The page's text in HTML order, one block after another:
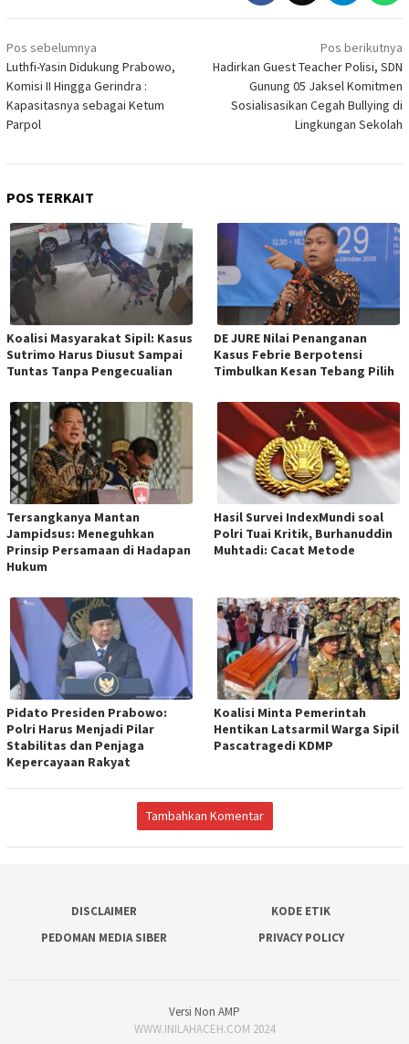
Navigasi
pos
Pos sebelumnya
Luthfi-Yasin Didukung Prabowo,
Komisi II Hingga Gerindra :
Kapasitasnya sebagai Ketum
Parpol
Pos berikutnya
Hadirkan Guest Teacher Polisi, SDN
Gunung 05 Jaksel Komitmen
Sosialisasikan Cegah Bullying di
Lingkungan Sekolah
POS TERKAIT
Koalisi Masyarakat Sipil: Kasus
Sutrimo Harus Diusut Sampai
Tuntas Tanpa Pengecualian
DE JURE Nilai Penanganan
Kasus Febrie Berpotensi
Timbulkan Kesan Tebang Pilih
Tersangkanya Mantan
Jampidsus: Meneguhkan
Prinsip Persamaan di Hadapan
Hukum
Hasil Survei IndexMundi soal
Polri Tuai Kritik, Burhanuddin
Muhtadi: Cacat Metode
Pidato Presiden Prabowo:
Polri Harus Menjadi Pilar
Stabilitas dan Penjaga
Kepercayaan Rakyat
Koalisi Minta Pemerintah
Hentikan Latsarmil Warga Sipil
Pascatragedi KDMP
Tambahkan Komentar
DISCLAIMER
KODE ETIK
PEDOMAN MEDIA SIBER
PRIVACY POLICY
Versi Non AMP
WWW.INILAHACEH.COM 2024